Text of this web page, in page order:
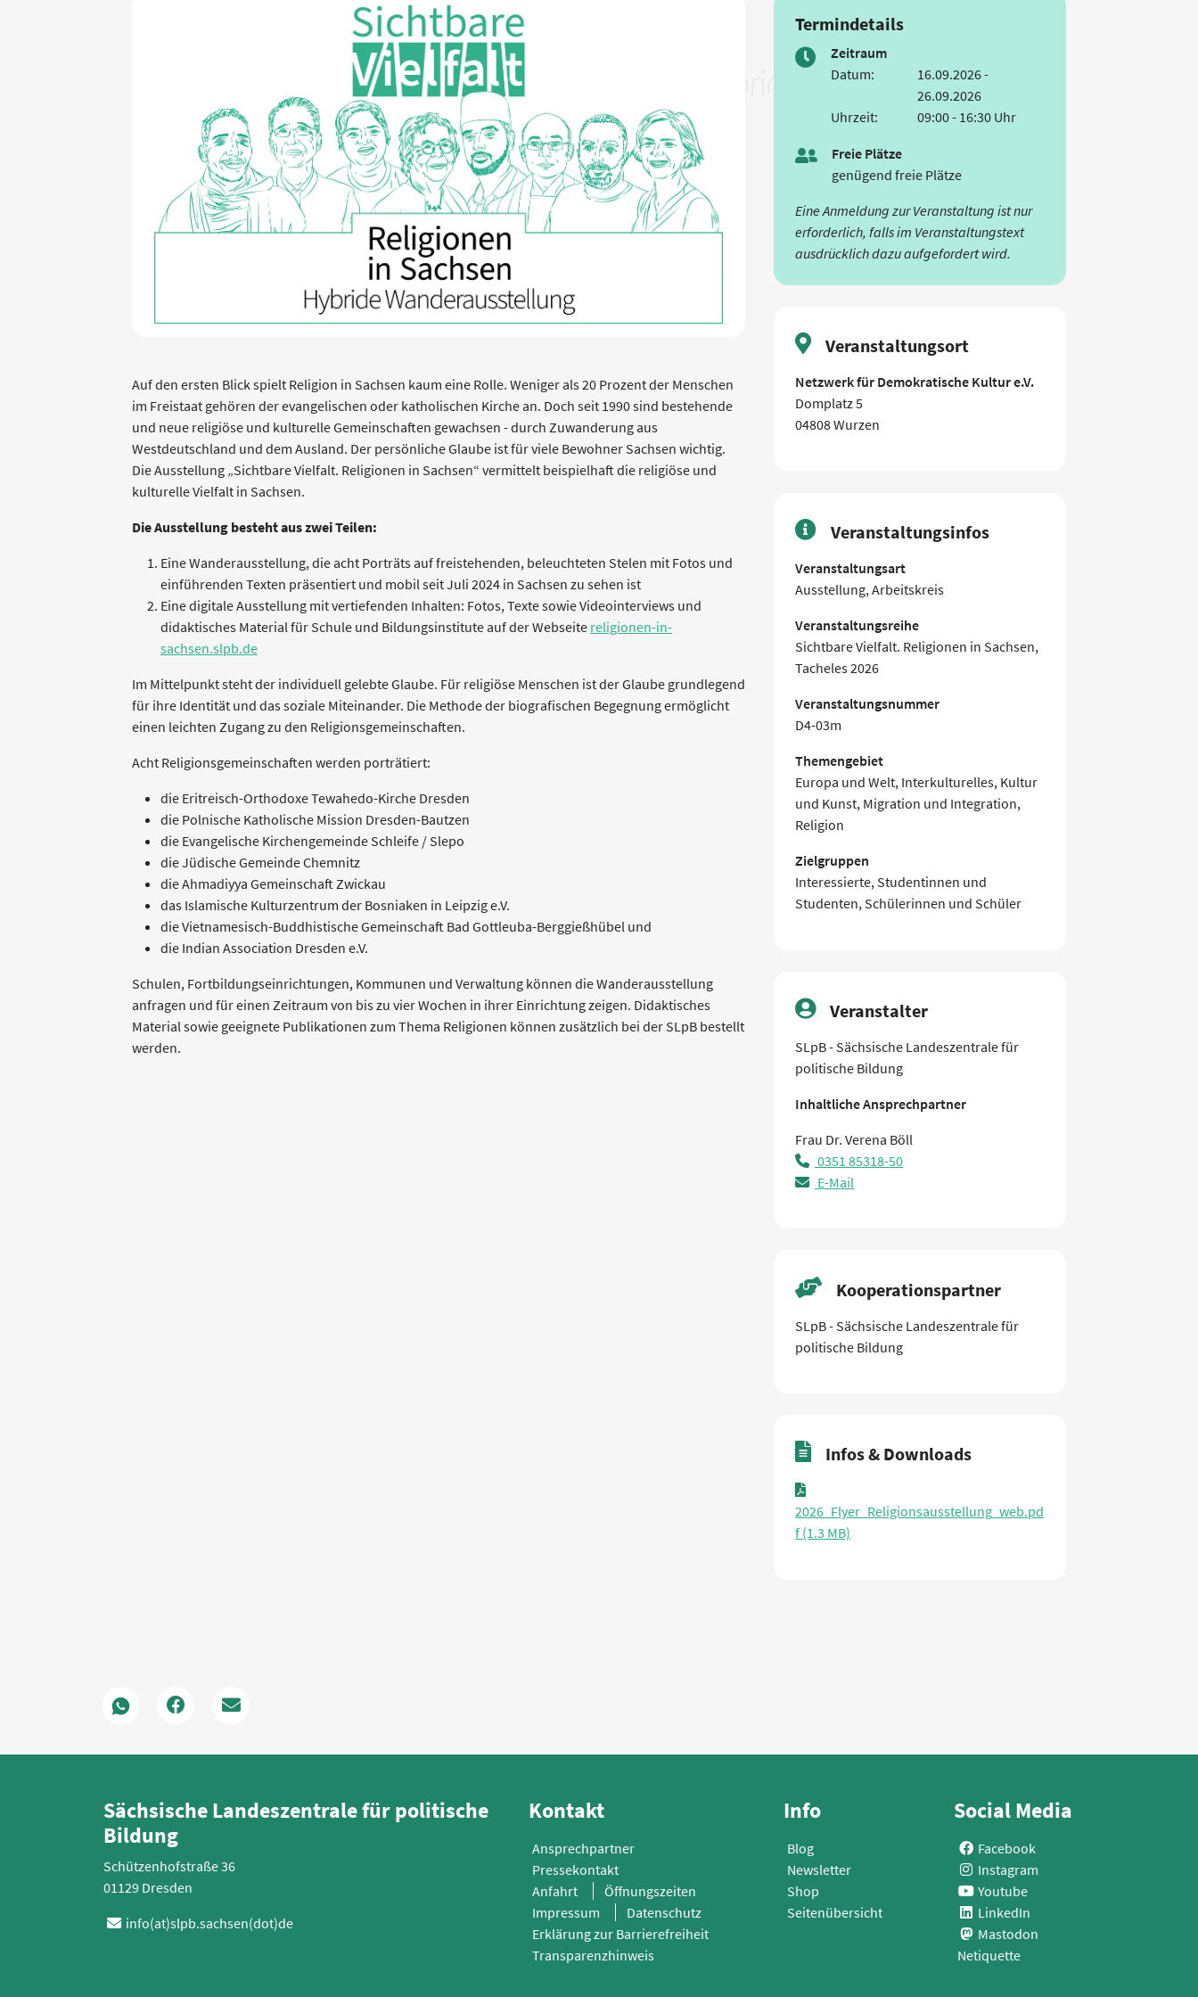
Auf den ersten Blick spielt Religion in Sachsen kaum eine Rolle. Weniger als 20 Prozent der Menschen
im Freistaat gehören der evangelischen oder katholischen Kirche an. Doch seit 1990 sind bestehende
und neue religiöse und kulturelle Gemeinschaften gewachsen - durch Zuwanderung aus
Westdeutschland und dem Ausland. Der persönliche Glaube ist für viele Bewohner Sachsen wichtig.
Die Ausstellung „Sichtbare Vielfalt. Religionen in Sachsen“ vermittelt beispielhaft die religiöse und
kulturelle Vielfalt in Sachsen.
Die Ausstellung besteht aus zwei Teilen:
Eine Wanderausstellung, die acht Porträts auf freistehenden, beleuchteten Stelen mit Fotos und
einführenden Texten präsentiert und mobil seit Juli 2024 in Sachsen zu sehen ist
Eine digitale Ausstellung mit vertiefenden Inhalten: Fotos, Texte sowie Videointerviews und
didaktisches Material für Schule und Bildungsinstitute auf der Webseite religionen-in-
sachsen.slpb.de
Im Mittelpunkt steht der individuell gelebte Glaube. Für religiöse Menschen ist der Glaube grundlegend
für ihre Identität und das soziale Miteinander. Die Methode der biografischen Begegnung ermöglicht
einen leichten Zugang zu den Religionsgemeinschaften.
Acht Religionsgemeinschaften werden porträtiert:
die Eritreisch-Orthodoxe Tewahedo-Kirche Dresden
die Polnische Katholische Mission Dresden-Bautzen
die Evangelische Kirchengemeinde Schleife / Slepo
die Jüdische Gemeinde Chemnitz
die Ahmadiyya Gemeinschaft Zwickau
das Islamische Kulturzentrum der Bosniaken in Leipzig e.V.
die Vietnamesisch-Buddhistische Gemeinschaft Bad Gottleuba-Berggießhübel und
die Indian Association Dresden e.V.
Schulen, Fortbildungseinrichtungen, Kommunen und Verwaltung können die Wanderausstellung
anfragen und für einen Zeitraum von bis zu vier Wochen in ihrer Einrichtung zeigen. Didaktisches
Material sowie geeignete Publikationen zum Thema Religionen können zusätzlich bei der SLpB bestellt
werden.
Termindetails
Zeitraum
Datum:
16.09.2026 -
26.09.2026
Uhrzeit:
09:00 - 16:30 Uhr
Freie Plätze
genügend freie Plätze
Eine Anmeldung zur Veranstaltung ist nur
erforderlich, falls im Veranstaltungstext
ausdrücklich dazu aufgefordert wird.
Veranstaltungsort
Netzwerk für Demokratische Kultur e.V.
Domplatz 5
04808 Wurzen
Veranstaltungsinfos
Veranstaltungsart
Ausstellung, Arbeitskreis
Veranstaltungsreihe
Sichtbare Vielfalt. Religionen in Sachsen,
Tacheles 2026
Veranstaltungsnummer
D4-03m
Themengebiet
Europa und Welt, Interkulturelles, Kultur
und Kunst, Migration und Integration,
Religion
Zielgruppen
Interessierte, Studentinnen und
Studenten, Schülerinnen und Schüler
Veranstalter
SLpB - Sächsische Landeszentrale für
politische Bildung
Inhaltliche Ansprechpartner
Frau Dr. Verena Böll
0351 85318-50
E-Mail
Kooperationspartner
SLpB - Sächsische Landeszentrale für
politische Bildung
Infos & Downloads
2026_Flyer_Religionsausstellung_web.pd
f (1.3 MB)
Sächsische Landeszentrale für politische
Bildung
Schützenhofstraße 36
01129 Dresden
info(at)slpb.sachsen(dot)de
Kontakt
Ansprechpartner
Pressekontakt
Anfahrt
Öffnungszeiten
Impressum
Datenschutz
Erklärung zur Barrierefreiheit
Transparenzhinweis
Info
Blog
Newsletter
Shop
Seitenübersicht
Social Media
Facebook
Instagram
Youtube
LinkedIn
Mastodon
Netiquette